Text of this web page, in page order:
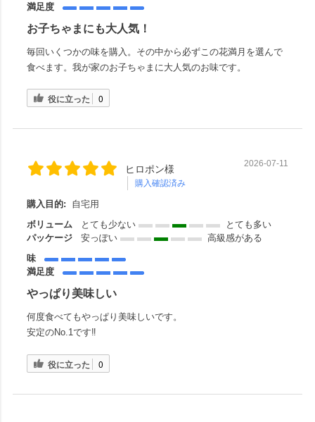
満足度
お子ちゃまにも大人気！
毎回いくつかの味を購入。その中から必ずこの花満月を選んで
食べます。我が家のお子ちゃまに大人気のお味です。
役に立った 0
ヒロポン様
購入確認済み
2026-07-11
購入目的:
自宅用
ボリューム
とても少ない
とても多い
パッケージ
安っぽい
高級感がある
味
満足度
やっぱり美味しい
何度食べてもやっぱり美味しいです。
安定のNo.1です‼︎
役に立った 0